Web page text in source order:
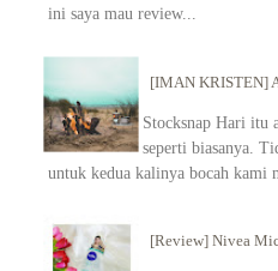
ini saya mau review...
[IMAN KRISTEN]
Stocksnap Hari itu
seperti biasanya.
untuk kedua kalinya bocah kami
[Review] Nivea